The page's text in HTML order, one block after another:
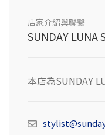
店家介紹與聯繫
SUNDAY LUNA
本店為SUNDAY